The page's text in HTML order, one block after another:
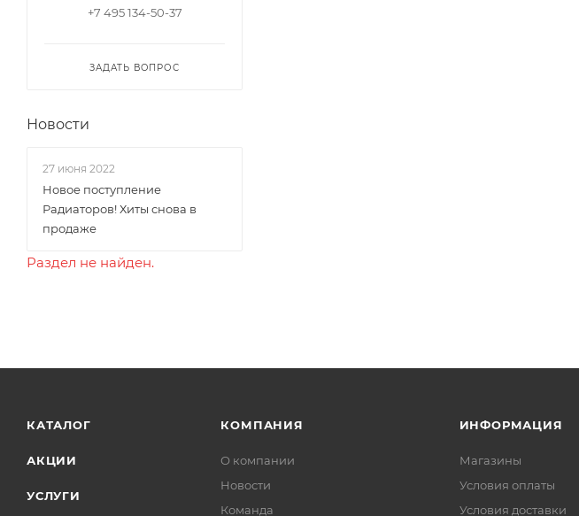
+7 495 134-50-37
ЗАДАТЬ ВОПРОС
Новости
27 июня 2022
Новое поступление
Радиаторов! Хиты снова в
продаже
Раздел не найден.
КАТАЛОГ
АКЦИИ
УСЛУГИ
КОМПАНИЯ
О компании
Новости
Команда
ИНФОРМАЦИЯ
Магазины
Условия оплаты
Условия доставки